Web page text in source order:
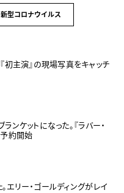
新型コロナウイルス
初主演』の現場写真をキャッチ
ンケットになった。『ラバー・
約開始
リー・ゴールディングがレイ